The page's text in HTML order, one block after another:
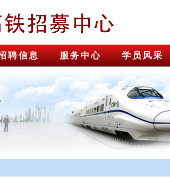
聘信息 服务中心 学员风采